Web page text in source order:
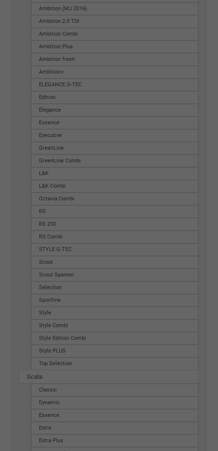
Ambition (MJ 2016)
Ambition 2.0 TDI
Ambition Combi
Ambition Plus
Ambition fresh
Ambition+
ELEGANCE G-TEC
Edition
Elegance
Essence
Executive
GreenLine
GreenLine Combi
L&K
L&K Combi
Octavia Combi
RS
RS 230
RS Combi
STYLE G-TEC
Scout
Scout Spanien
Selection
Sportline
Style
Style Combi
Style Edition Combi
Style PLUS
Top Selection
Scala
Classic
Dynamic
Essence
Extra
Extra Plus